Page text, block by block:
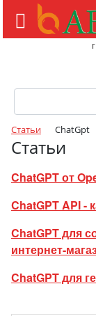
Статьи ChatGpt
Статьи
ChatGPT от
ChatGPT API -
ChatGPT для
интернет-
ChatGPT для